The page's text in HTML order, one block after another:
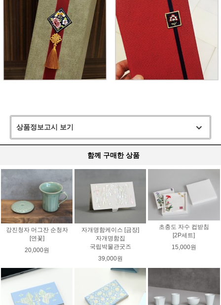
상품정보고시 보기
함께 구매한 상품
강진청자 머그잔 순청자
[연꽃]
20,000원
자개명함케이스 [금장]
자개명함집
국립박물관굿즈
39,000원
초충도 자수 컵받침
[2P세트]
15,000원